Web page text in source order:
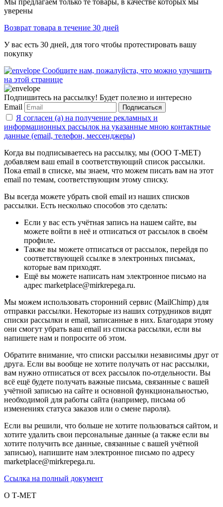
уверены
Возврат товара в течение 30 дней
У вас есть 30 дней, для того чтобы протестировать вашу
покупку
Сообщите нам, пожалуйста, что можно улучшить
на этой странице
Подпишитесь на рассылку! Будет полезно и интересно
Email
Подписаться
Я согласен (а) на получение рекламных и
информационных рассылок на указанные мною контактные
данные (email, телефон, мессенджеры)
Когда вы подписываетесь на рассылку, мы (ООО Т-МЕТ)
добавляем ваш email в соответствующий список рассылки.
Пока email в списке, мы знаем, что можем писать вам на этот
email по темам, соответствующим этому списку.
Вы всегда можете убрать свой email из наших списков
рассылки. Есть несколько способов это сделать:
Если у вас есть учётная запись на нашем сайте, вы
можете войти в неё и отписаться от рассылок в своём
профиле.
Также вы можете отписаться от рассылок, перейдя по
соответствующей ссылке в электронных письмах,
которые вам приходят.
Ещё вы можете написать нам электронное письмо на
адрес marketplace@mirkrepega.ru.
Мы можем использовать сторонний сервис (MailChimp) для
отправки рассылки. Некоторые из наших сотрудников видят
списки рассылки и email, записанные в них. Благодаря этому
они смогут убрать ваш email из списка рассылки, если вы
напишете нам и попросите об этом.
Обратите внимание, что списки рассылки независимы друг от
друга. Если вы вообще не хотите получать от нас рассылки,
вам нужно отписаться от всех рассылок по-отдельности. Вы
всё ещё будете получать важные письма, связанные с вашей
учётной записью на сайте и основной функциональностью,
необходимой для работы сайта (например, письма об
изменениях статуса заказов или о смене пароля).
Если вы решили, что больше не хотите пользоваться сайтом, и
хотите удалить свои персональные данные (а также если вы
хотите получить все данные, связанные с вашей учётной
записью), напишите нам электронное письмо по адресу
marketplace@mirkrepega.ru.
Ссылка на полный документ
О Т-МЕТ